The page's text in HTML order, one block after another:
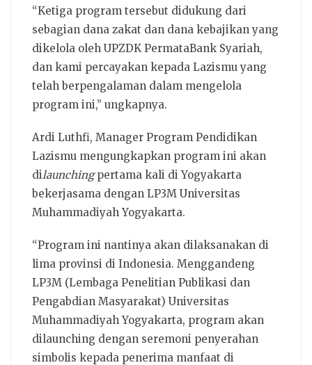
“Ketiga program tersebut didukung dari
sebagian dana zakat dan dana kebajikan yang
dikelola oleh UPZDK PermataBank Syariah,
dan kami percayakan kepada Lazismu yang
telah berpengalaman dalam mengelola
program ini,” ungkapnya.
Ardi Luthfi, Manager Program Pendidikan
Lazismu mengungkapkan program ini akan
dilaunchingpertama kali di Yogyakarta
bekerjasama dengan LP3M Universitas
Muhammadiyah Yogyakarta.
“Program ini nantinya akan dilaksanakan di
lima provinsi di Indonesia. Menggandeng
LP3M (Lembaga Penelitian Publikasi dan
Pengabdian Masyarakat) Universitas
Muhammadiyah Yogyakarta, program akan
dilaunching dengan seremoni penyerahan
simbolis kepada penerima manfaat di